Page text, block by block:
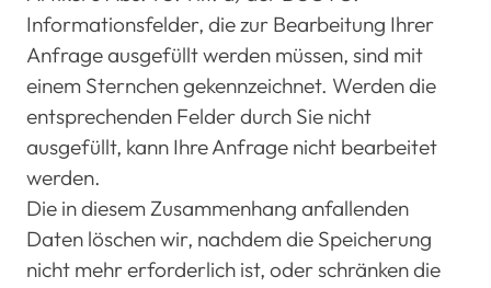
Informationsfelder, die zur Bearbeitung Ihrer
Anfrage ausgefüllt werden müssen, sind mit
einem Sternchen gekennzeichnet. Werden die
entsprechenden Felder durch Sie nicht
ausgefüllt, kann Ihre Anfrage nicht bearbeitet
werden.
Die in diesem Zusammenhang anfallenden
Daten löschen wir, nachdem die Speicherung
nicht mehr erforderlich ist, oder schränken die